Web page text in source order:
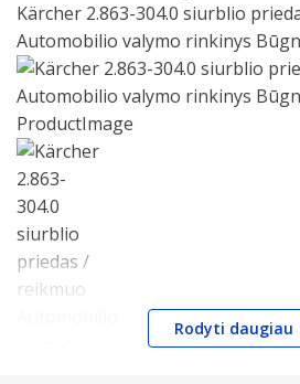
Kärcher 2.863-304.0 siurblio
Automobilio valymo rinkinys
Slide 1 of 1
Rodyti daugiau